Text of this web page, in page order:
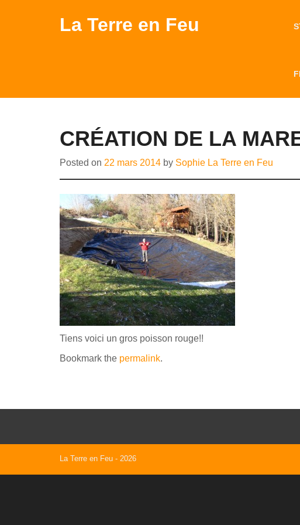
La Terre en Feu
CRÉATION DE LA
Posted on 22 mars 2014 by Sophie La Terre en Feu
Tiens voici un gros poisson rouge!!
Bookmark the permalink.
La Terre en Feu - 2026